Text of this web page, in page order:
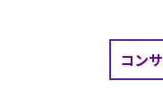
コン